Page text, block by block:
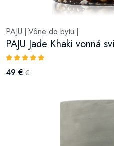
PAJU Vône do bytu
PAJU Jade Khaki vonná
49 € €